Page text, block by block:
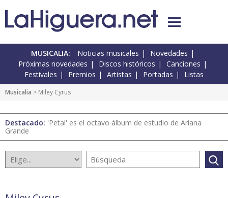
MUSICALIA: Noticias musicales
Novedades
Próximas novedades
Discos históricos
Canciones
Festivales
Premios Artistas Portadas Listas
Musicalia > Miley Cyrus
Destacado: 'Petal' es el octavo álbum de estudio de Ariana
Grande